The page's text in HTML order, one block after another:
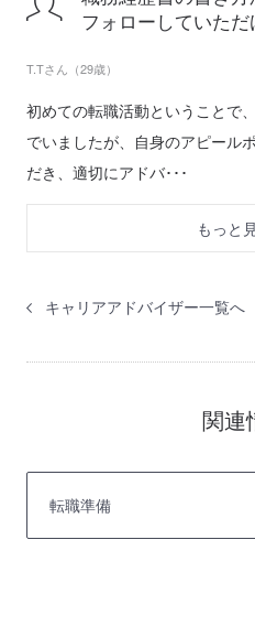
フォローしていただ
T.Tさん（29歳）
初めての転職活動ということで
でいましたが、自身のアピール
だき、適切にアドバ･･･
もっと
キャリアアドバイザー一覧へ
関連
転職準備